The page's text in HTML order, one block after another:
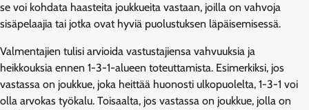
se voi kohdata haasteita joukkueita vastaan, joilla on vahvoja
sisäpelaajia tai jotka ovat hyviä puolustuksen läpäisemisessä.
Valmentajien tulisi arvioida vastustajiensa vahvuuksia ja
heikkouksia ennen 1-3-1-alueen toteuttamista. Esimerkiksi, jos
vastassa on joukkue, joka heittää huonosti ulkopuolelta, 1-3-1 voi
olla arvokas työkalu. Toisaalta, jos vastassa on joukkue, jolla on